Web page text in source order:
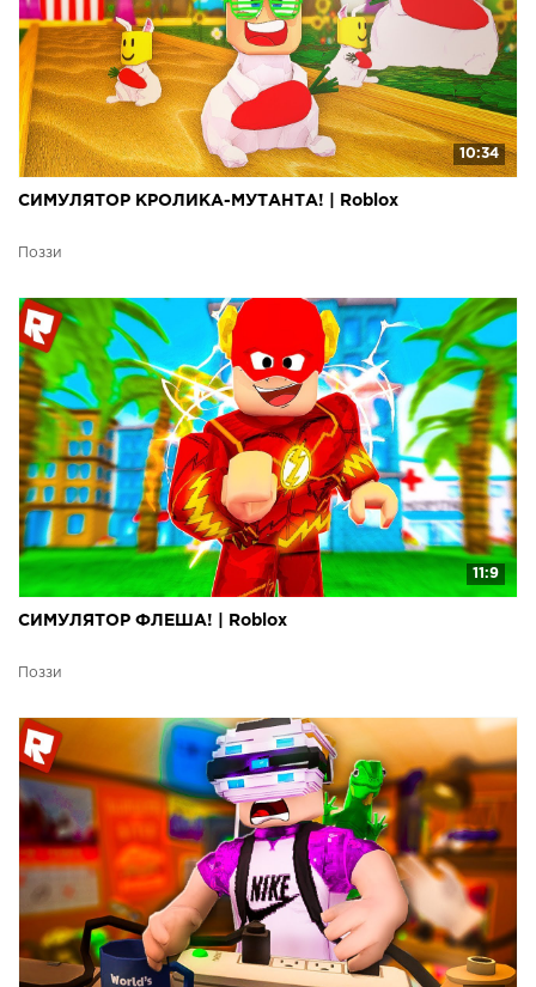
10:34
СИМУЛЯТОР КРОЛИКА-МУТАНТА! | Roblox
Поззи
11:9
СИМУЛЯТОР ФЛЕША! | Roblox
Поззи